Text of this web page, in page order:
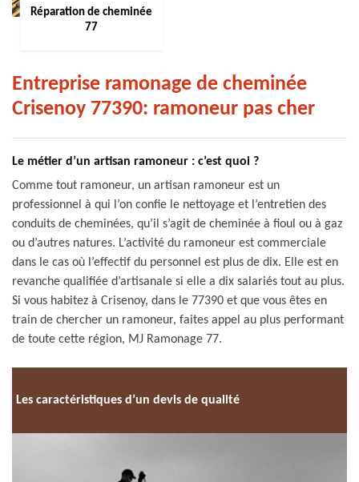
Réparation de cheminée
77
Entreprise ramonage de cheminée
Crisenoy 77390: ramoneur pas cher
Le métier d’un artisan ramoneur : c’est quoi ?
Comme tout ramoneur, un artisan ramoneur est un
professionnel à qui l’on confie le nettoyage et l’entretien des
conduits de cheminées, qu’il s’agit de cheminée à fioul ou à gaz
ou d’autres natures. L’activité du ramoneur est commerciale
dans le cas où l’effectif du personnel est plus de dix. Elle est en
revanche qualifiée d’artisanale si elle a dix salariés tout au plus.
Si vous habitez à Crisenoy, dans le 77390 et que vous êtes en
train de chercher un ramoneur, faites appel au plus performant
de toute cette région, MJ Ramonage 77.
Les caractéristiques d’un devis de qualité